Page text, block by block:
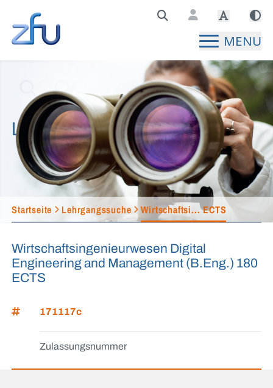
Zentralstelle für Fernunterricht Hauptseite
MENU
Lehrgangssuche
Startseite Lehrgangssuche Wirtschaftsi... ECTS
Wirtschaftsingenieurwesen Digital
Engineering and Management (B.Eng.) 180
ECTS
171117c
Zulassungsnummer